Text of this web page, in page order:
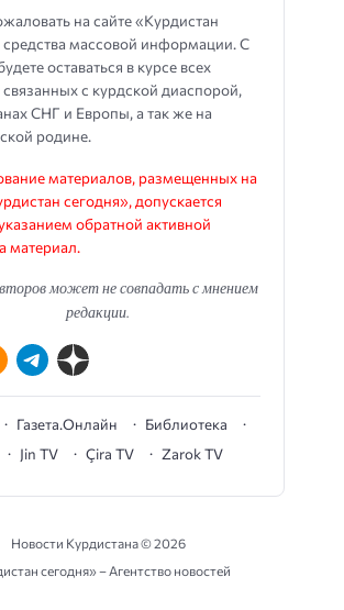
на сайте «Курдистан
средства массовой информации. С
оставаться в курсе всех
связанных с курдской диаспорой,
СНГ и Европы, а так же на
родине.
материалов, размещенных на
сегодня», допускается
обратной активной
материал.
может не совпадать с мнением
редакции.
Газета.Онлайн
Библиотека
Jin TV Çira TV Zarok TV
Новости Курдистана ©2026
сегодня» – Агентство новостей